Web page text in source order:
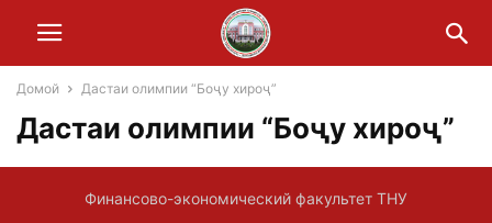
Домой Дастаи олимпии “Боҷу хироҷ”
Дастаи олимпии “Боҷу хироҷ”
Финансово-экономический факультет ТНУ